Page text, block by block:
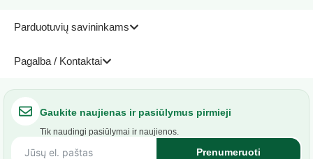
Parduotuvių savininkams
Pagalba / Kontaktai
Gaukite naujienas ir pasiūlymus pirmieji
Tik naudingi pasiūlymai ir naujienos.
Prenumeruoti